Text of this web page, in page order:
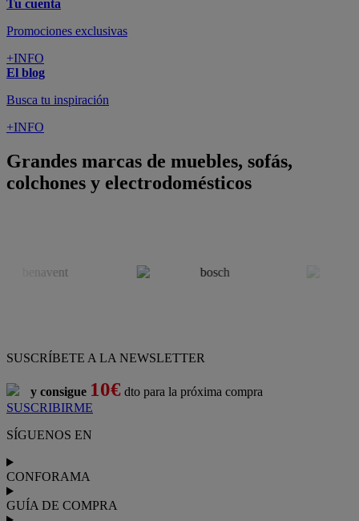
Tu cuenta
Promociones exclusivas
+INFO
El blog
Busca tu inspiración
+INFO
Grandes marcas de muebles, sofás,
colchones y electrodomésticos
SUSCRÍBETE A LA NEWSLETTER
y consigue 10€ dto para la próxima compra
SUSCRIBIRME
SÍGUENOS EN
CONFORAMA
GUÍA DE COMPRA